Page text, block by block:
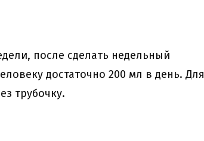
после сделать недельный
достаточно 200 мл в день. Для
трубочку.